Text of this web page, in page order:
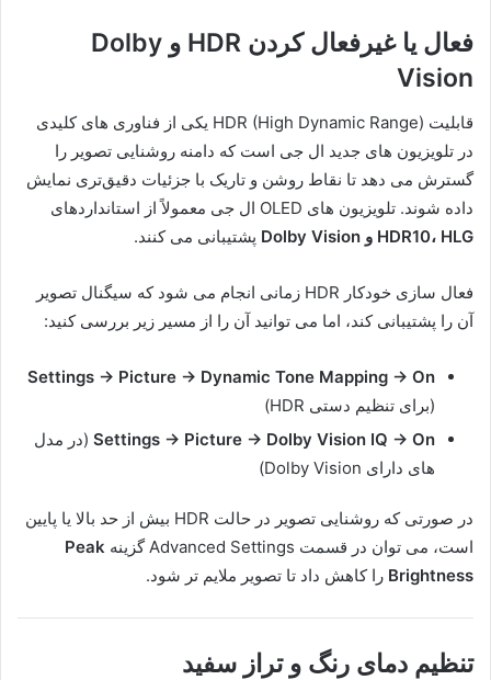
فعال یا غیرفعال کردن HDR و Dolby
Vision
قابلیت HDR (High Dynamic Range) یکی از فناوری های کلیدی
در تلویزیون های جدید ال جی است که دامنه روشنایی تصویر را
گسترش می دهد تا نقاط روشن و تاریک با جزئیات دقیق‌تری نمایش
داده شوند. تلویزیون های OLED ال جی معمولاً از استانداردهای
HDR10، HLG و Dolby Vision
پشتیبانی می کنند.
فعال سازی خودکار HDR زمانی انجام می شود که سیگنال تصویر
آن را پشتیبانی کند، اما می توانید آن را از مسیر زیر بررسی کنید:
Settings → Picture → Dynamic Tone Mapping → On
(برای تنظیم دستی HDR)
Settings → Picture → Dolby Vision IQ → On (در مدل
های دارای Dolby Vision)
در صورتی که روشنایی تصویر در حالت HDR بیش از حد بالا یا پایین
است، می توان در قسمت Advanced Settings گزینه
Peak
Brightness را کاهش داد تا تصویر ملایم تر شود.
تنظیم دمای رنگ و تراز سفید